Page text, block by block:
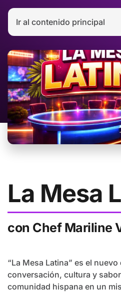
Ir al contenido principal
La Mesa
con Chef Mariline
“La Mesa Latina” es el
conversación, cultura y
comunidad hispana en un